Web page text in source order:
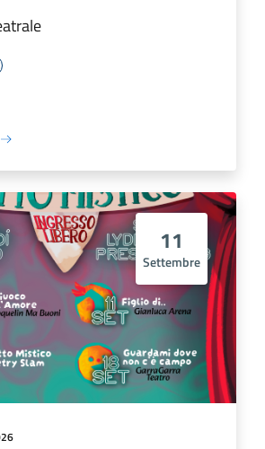
11
Settembre